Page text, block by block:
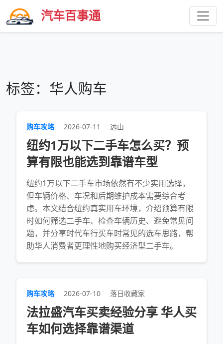
汽车百事通
标签：华人购车
购车攻略 2026-07-11 远山
纽约1万以下二手车怎么买？预
算有限也能选到靠谱车型
纽约1万以下二手车市场依然有不少实用选择，
但车辆价格、车况和后期维护成本需要综合考
虑。本文结合纽约真实用车环境，介绍预算有限
时如何筛选二手车、检查车辆历史、避免常见问
题，并分享时代车行买车时常见的选车思路，帮
助华人消费者更理性地购买经济型二手车。
购车攻略 2026-07-10 落日收藏家
法拉盛汽车买卖经验分享 华人买
车如何选择靠谱渠道